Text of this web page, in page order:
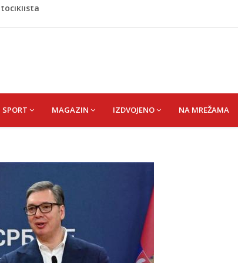
SEJAD
iz Bosanske Krupe, kojeg je usmrtila supruga
SPORT MAGAZIN IZDVOJENO NA MREŽAMA